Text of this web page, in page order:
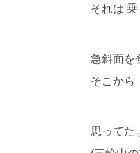
それは 乗
急斜面を
そこから
思ってた